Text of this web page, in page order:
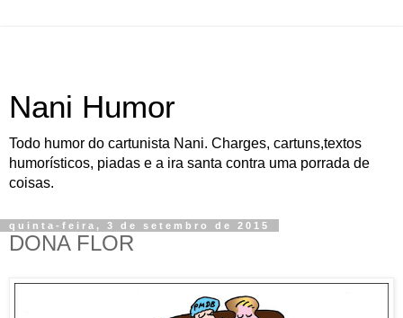
Nani Humor
Todo humor do cartunista Nani. Charges, cartuns,textos
humorísticos, piadas e a ira santa contra uma porrada de
coisas.
quinta-feira, 3 de setembro de 2015
DONA FLOR